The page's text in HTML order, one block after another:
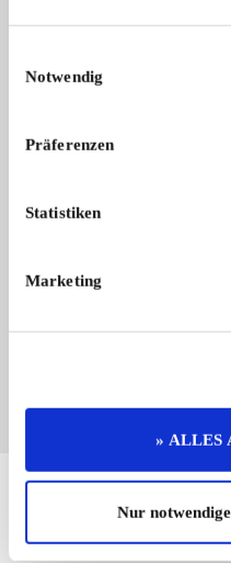
Notwendig
Präferenzen
Statistiken
Marketing
» ALLES
Nur
Sie vertreten dieses
ergänzen und für sich zu